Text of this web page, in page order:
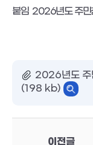
붙임 2026년도 주민
2026년도 주
(198 kb)
이전글